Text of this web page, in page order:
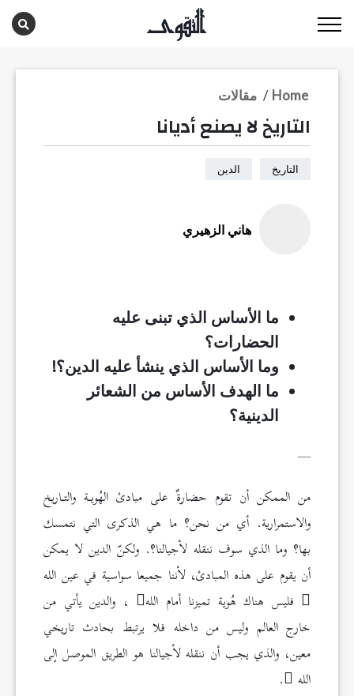
مقالات / Home
التاريخ لا يصنع أديانا
التاريخ الدين
هاني الزهيري
ما الأساس الذي تبنى عليه
الحضارات؟
وما الأساس الذي ينشأ عليه الدين؟!
ما الهدف الأساس من الشعائر
الدينية؟
__
من الممكن أن تقوم حضارةٌ على مبادئ الهُويـة والتـاريخ
والاستمرارية. أي من نحن؟ ما هي الذكرى التي نتمسك
بها؟ وما الذي سوف ننقله لأجيالنا؟. ولكنّ الدين لا يمكن
أن يقوم على هذه المبادئ، لأننا جميعا سواسية في عين الله
فليس هناك هُوية تميزنا أمام الله
، والدين يأتي من
خارج العالم وليس من داخله فلا يرتبط بحادث تاريخي
معين، والذي يجب أن ننقله لأجيالنا هو الطريق الموصل إلى
الله .